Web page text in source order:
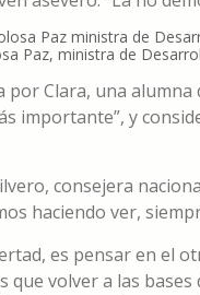
Paz, ministra de
por Clara, una alumna
importante”, y
consejera
haciendo ver,
es pensar en el
que volver a las